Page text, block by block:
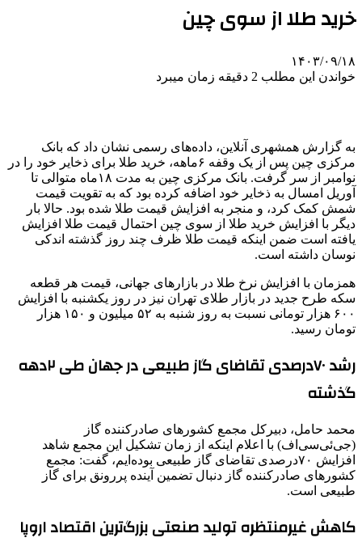
خرید طلا از سوی چین
۱۴۰۳/۰۹/۱۸
خواندن این مطلب 2 دقیقه زمان میبرد
به گزارش همشهری آنلاین، داده‌های رسمی نشان داد که بانک
مرکزی چین پس از یک وقفه ۶ماهه، خرید طلا برای ذخایر خود را در
نوامبر از سر گرفت. بانک مرکزی چین به ‌مدت ۱۸‌ماه متوالی تا
آوریل امسال به ذخایر خود اضافه کرده بود که به تقویت قیمت
شمش کمک کرد، و منجر به افزایش قیمت طلا شده بود. حالا بار
دیگر با افزایش خرید طلا از سوی چین احتمال قیمت طلا افزایش
یافته است ضمن اینکه قیمت طلا ظرف چند روز گذشته اندکی
نوسان داشته است.
همزمان با افزایش نرخ طلا در بازارهای جهانی، قیمت هر قطعه
سکه طرح جدید در بازار طلای تهران نیز در روز یکشنبه با افزایش
۶۰۰ هزار تومانی نسبت به روز شنبه به ۵۲ میلیون و ۱۵۰ هزار
تومان رسید.
رشد ۷۰درصدی تقاضای گاز طبیعی در جهان طی ۲دهه
گذشته
محمد حامل، دبیرکل مجمع کشورهای صادرکننده گاز
(جی‌ئی‌سی‌اف) با اعلام اینکه از زمان تشکیل این مجمع شاهد
افزایش ۷۰درصدی تقاضای گاز طبیعی بوده‌ایم، گفت: مجمع
کشورهای صادرکننده گاز دنبال تضمین آینده پررونق برای گاز
طبیعی است.
کاهش غیرمنتظره تولید صنعتی بزرگ‌ترین اقتصاد اروپا